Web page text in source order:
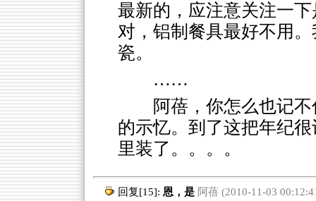
最新的，应注意关注一
对，铝制餐具最好不用
瓷。
……
阿蓓，你怎么也记
的示忆。到了这把年纪
里装了。。。。
回复[15]: 恩，是 阿蓓 (2010-11-03